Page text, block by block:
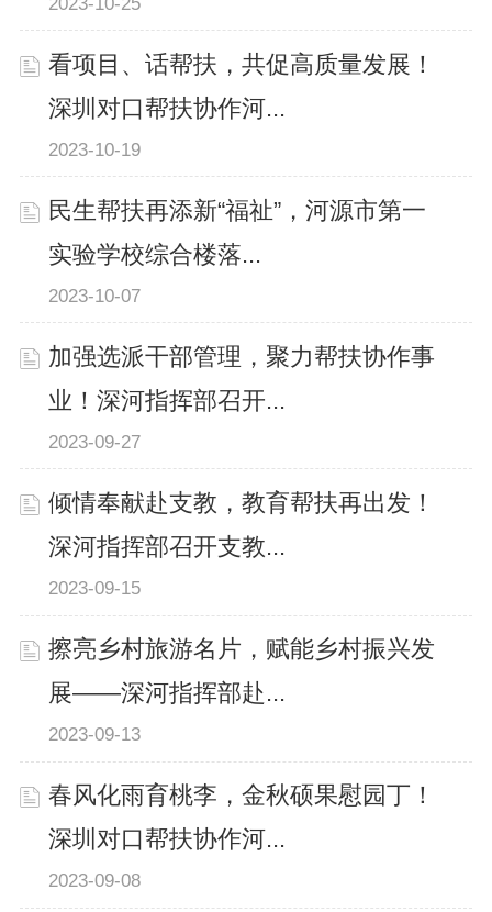
看项目、话帮扶，共促高质量发展！
深圳对口帮扶协作河...
2023-10-19
民生帮扶再添新“福祉”，河源市第一
实验学校综合楼落...
2023-10-07
加强选派干部管理，聚力帮扶协作事
业！深河指挥部召开...
2023-09-27
倾情奉献赴支教，教育帮扶再出发！
深河指挥部召开支教...
2023-09-15
擦亮乡村旅游名片，赋能乡村振兴发
展——深河指挥部赴...
2023-09-13
春风化雨育桃李，金秋硕果慰园丁！
深圳对口帮扶协作河...
2023-09-08